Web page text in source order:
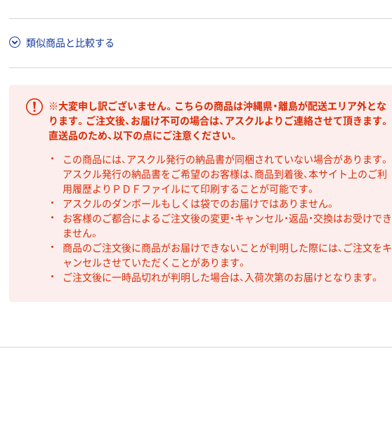
類似商品と比較する
※大変申し訳ございません。こちらの商品は沖縄県・離島が配送エリア外とな
ります。ご注文後、お届け不可の場合は、アスクルよりご連絡させて頂きます。
直送品のため、以下の点にご注意ください。
この商品には、アスクル発行の納品書が同梱されていない場合があります。
アスクル発行の納品書をご希望のお客様は、商品到着後、本サイト上のご利
用履歴よりＰＤＦファイルにて印刷することが可能です。
アスクルのダンボールもしくは袋でのお届けではありません。
お客様のご都合によるご注文後の変更・キャンセル・返品・交換はお受けでき
ません。
商品のご注文後に商品がお届けできないことが判明した際には、ご注文をキ
ャンセルさせていただくことがあります。
ご注文後に一時品切れが判明した場合は、入荷次第のお届けとなります。